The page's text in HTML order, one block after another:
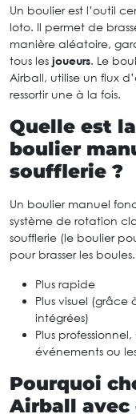
Un boulier est l’outil
loto. Il permet de
manière aléatoire,
tous les joueurs. Le
Airball, utilise un flux
ressortir une à la fois.
Quelle est
boulier
soufflerie ?
Un boulier manuel
système de rotation
soufflerie (le boulier
pour brasser les
Plus rapide
Plus visuel (grâce
intégrées)
Plus
événements ou
Pourquoi
Airball avec